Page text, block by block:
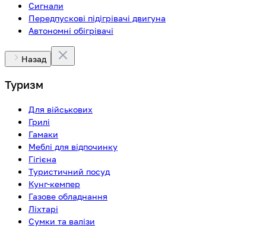
Сигнали
Передпускові підігрівачі двигуна
Автономні обігрівачі
Назад
Туризм
Для військових
Грилі
Гамаки
Меблі для відпочинку
Гігієна
Туристичний посуд
Кунг-кемпер
Газове обладнання
Ліхтарі
Сумки та валізи